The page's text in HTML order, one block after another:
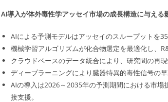
AI導入が体外毒性学アッセイ市場の成長構造に与える
AIによる予測モデルはアッセイのスループットを
機械学習アルゴリズムが化合物選定を最適化し、
クラウドベースのデータ統合により、研究間の再現
ディープラーニングにより臓器特異的毒性信号の早
AIの導入は2026～2035年の予測期間における市場
接支援。